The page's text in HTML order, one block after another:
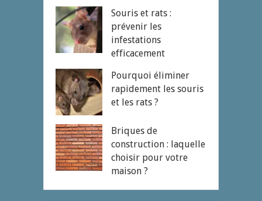
Souris et rats :
prévenir les
infestations
efficacement
Pourquoi éliminer
rapidement les souris
et les rats ?
Briques de
construction : laquelle
choisir pour votre
maison ?